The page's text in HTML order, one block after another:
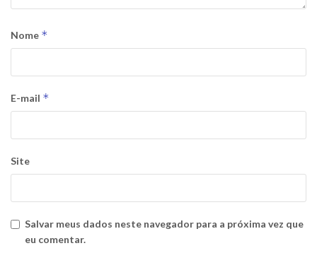
Nome *
E-mail *
Site
Salvar meus dados neste navegador para a próxima vez que
eu comentar.